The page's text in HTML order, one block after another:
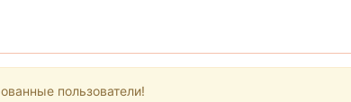
пользователи!